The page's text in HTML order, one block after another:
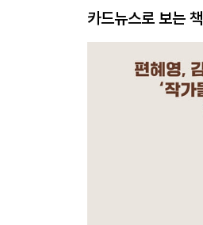
카드뉴스로 보는 책